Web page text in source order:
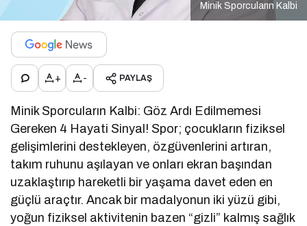
Minik Sporcuların Kalbi
+ - PAYLAŞ
Minik Sporcuların Kalbi: Göz Ardı Edilmemesi
Gereken 4 Hayati Sinyal! Spor; çocukların fiziksel
gelişimlerini destekleyen, özgüvenlerini artıran,
takım ruhunu aşılayan ve onları ekran başından
uzaklaştırıp hareketli bir yaşama davet eden en
güçlü araçtır. Ancak bir madalyonun iki yüzü gibi,
yoğun fiziksel aktivitenin bazen “gizli” kalmış sağlık